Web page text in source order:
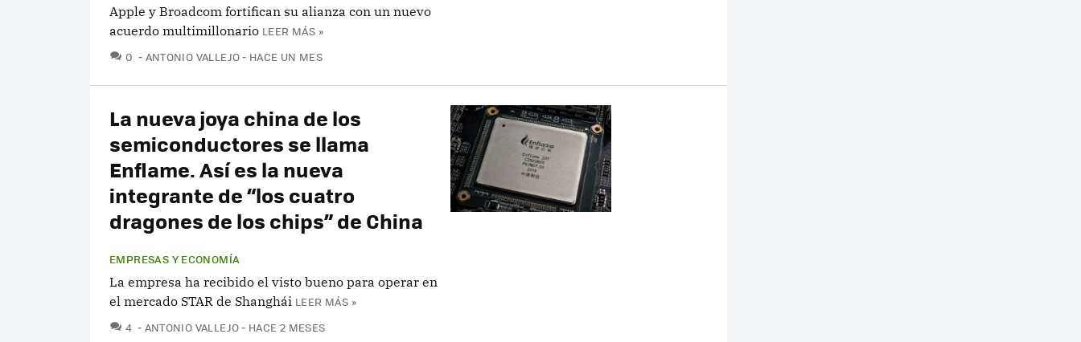
Apple y Broadcom fortifican su alianza con un nuevo
acuerdo multimillonario LEER MÁS »
0 COMENTARIOS
ANTONIO VALLEJO HACE UN MES
La nueva joya china de los
semiconductores se llama
Enflame. Así es la nueva
integrante de “los cuatro
dragones de los chips” de China
EMPRESAS Y ECONOMÍA
La empresa ha recibido el visto bueno para operar en
el mercado STAR de Shanghái LEER MÁS »
4 COMENTARIOS
ANTONIO VALLEJO HACE 2 MESES